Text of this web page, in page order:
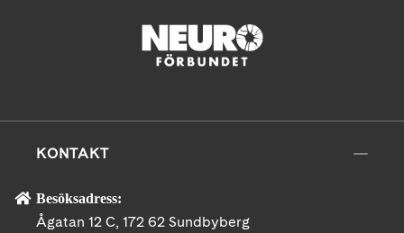
KONTAKT
Besöksadress:
Ågatan 12 C, 172 62 Sundbyberg